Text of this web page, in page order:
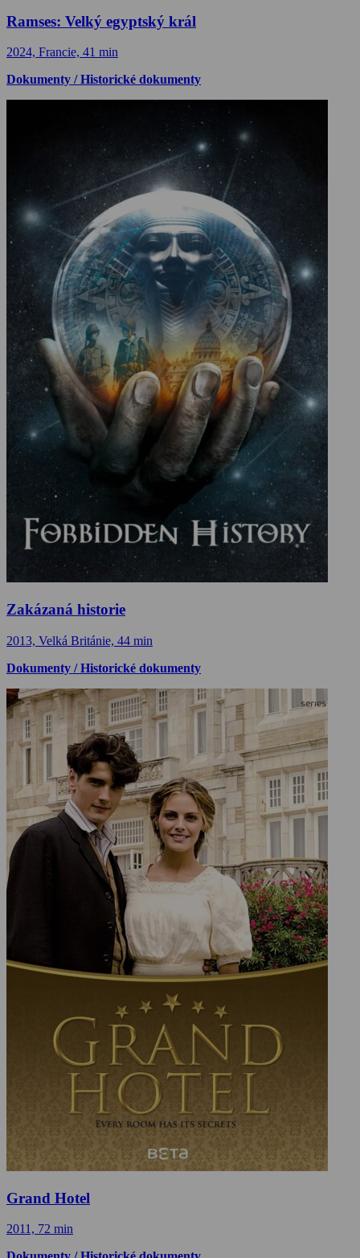
Ramses: Velký egyptský král
2024, Francie, 41 min
Dokumenty / Historické dokumenty
Zakázaná historie
2013, Velká Británie, 44 min
Dokumenty / Historické dokumenty
Grand Hotel
2011, 72 min